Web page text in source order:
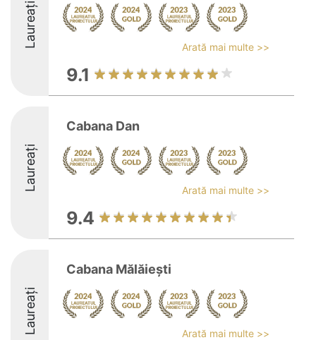
Laureați Arată mai multe >>
9.1
Laureați
Cabana Dan
Arată mai multe >>
9.4
Laureați
Cabana Mălăiești
Arată mai multe >>